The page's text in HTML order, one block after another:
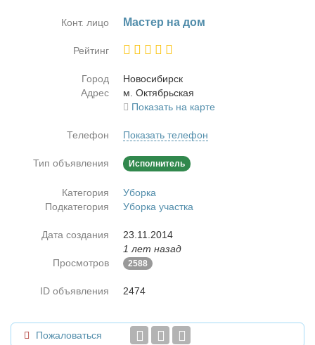
Конт. лицо Ма­стер на дом
Рейтинг
Город
Но­во­си­бирск
Адрес
м. Ок­тябрь­ская
Показать на карте
Телефон Показать телефон
Тип объявления Исполнитель
Категория
Уборка
Подкатегория
Уборка участка
Дата создания
23.11.2014
1 лет назад
Просмотров
2588
ID объявления 2474
Пожаловаться